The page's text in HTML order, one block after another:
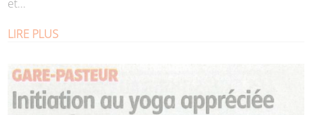
et...
LIRE PLUS